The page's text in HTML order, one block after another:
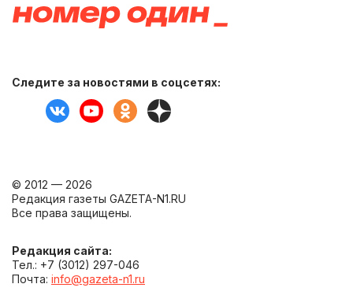
Следите за новостями в соцсетях:
© 2012 — 2026
Редакция газеты GAZETA-N1.RU
Все права защищены.
Редакция сайта:
Тел.: +7 (3012) 297-046
Почта: info@gazeta-n1.ru